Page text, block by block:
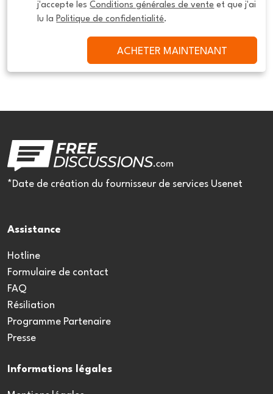
j'accepte les Conditions générales de vente et que j'ai
lu la Politique de confidentialité.
ACHETER MAINTENANT
*Date de création du fournisseur de services Usenet
Assistance
Hotline
Formulaire de contact
FAQ
Résiliation
Programme Partenaire
Presse
Informations légales